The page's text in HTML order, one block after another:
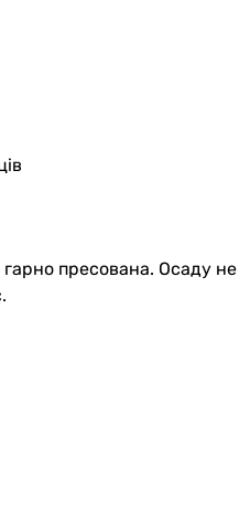
гарно пресована. Осаду не